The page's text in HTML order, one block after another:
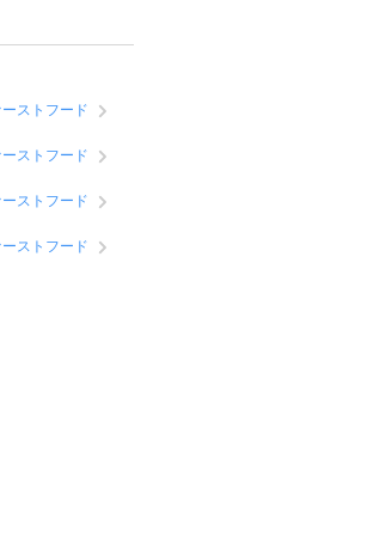
ストフード
ストフード
ストフード
ストフード